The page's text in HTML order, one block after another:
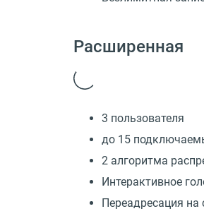
Расширенная
3 пользователя
до 15
2 алгоритма
Интерактивное
Переадресация на